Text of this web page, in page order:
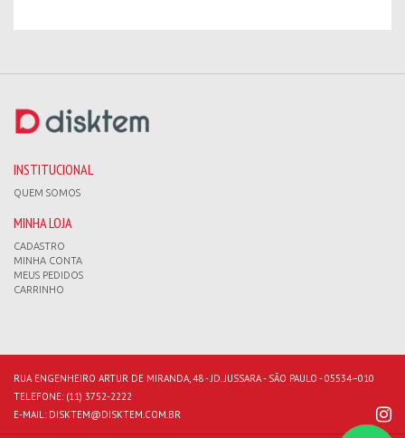
INSTITUCIONAL
QUEM SOMOS
MINHA LOJA
CADASTRO
MINHA CONTA
MEUS PEDIDOS
CARRINHO
RUA ENGENHEIRO ARTUR DE MIRANDA, 48 - JD. JUSSARA - SÃO PAULO - 05534–010
TELEFONE: (11) 3752-2222
E-MAIL: DISKTEM@DISKTEM.COM.BR